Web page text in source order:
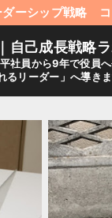
ダーシップ戦略
自己成長戦略
社員から9年で役
リーダー」へ導きま